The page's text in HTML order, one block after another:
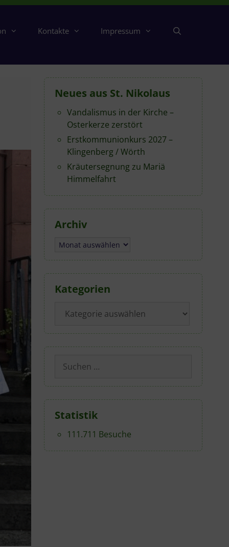
Kontakte Impressum
Neues aus St. Nikolaus
Vandalismus in der Kirche –
Osterkerze zerstört
Erstkommunionkurs 2027 –
Klingenberg / Wörth
Kräutersegnung zu Mariä
Himmelfahrt
Archiv
Archiv
Kategorien
Suchen
nach:
Statistik
111.711 Besuche